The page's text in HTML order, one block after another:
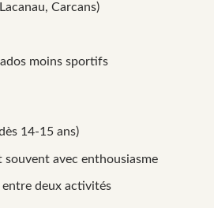
Carcans)
moins sportifs
14-15 ans)
avec enthousiasme
entre deux activités